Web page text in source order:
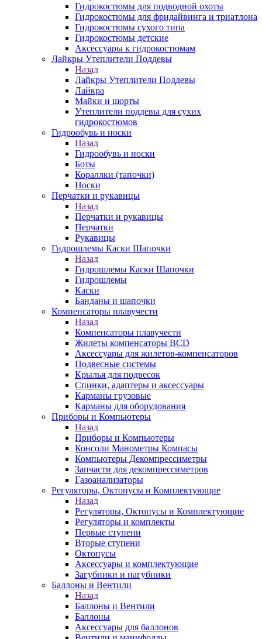
Гидрокостюмы для подводной охоты
Гидрокостюмы для фридайвинга и триатлона
Гидрокостюмы сухого типа
Гидрокостюмы детские
Аксессуары к гидрокостюмам
Лайкры Утеплители Поддевы
Назад
Лайкры Утеплители Поддевы
Лайкра
Майки и шорты
Утеплители поддевы для сухих
гидрокостюмов
Гидрообувь и носки
Назад
Гидрообувь и носки
Боты
Кораллки (тапочки)
Носки
Перчатки и рукавицы
Назад
Перчатки и рукавицы
Перчатки
Рукавицы
Гидрошлемы Каски Шапочки
Назад
Гидрошлемы Каски Шапочки
Гидрошлемы
Каски
Банданы и шапочки
Компенсаторы плавучести
Назад
Компенсаторы плавучести
Жилеты компенсаторы BCD
Аксессуары для жилетов-компенсаторов
Подвесные системы
Крылья для подвесок
Спинки, адаптеры и аксессуары
Карманы грузовые
Карманы для оборудования
Приборы и Компьютеры
Назад
Приборы и Компьютеры
Консоли Манометры Компасы
Компьютеры Декомпрессиметры
Запчасти для декомпрессиметров
Газоанализаторы
Регуляторы, Октопусы и Комплектующие
Назад
Регуляторы, Октопусы и Комплектующие
Регуляторы и комплекты
Первые ступени
Вторые ступени
Октопусы
Аксессуары и комплектующие
Загубники и нагубники
Баллоны и Вентили
Назад
Баллоны и Вентили
Баллоны
Аксессуары для баллонов